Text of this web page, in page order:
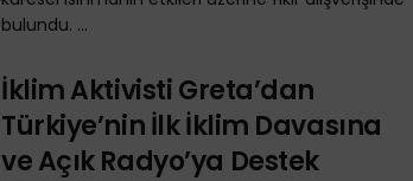
bulundu. ...
İklim Aktivisti Greta’dan
Türkiye’nin İlk İklim Davasına
ve Açık Radyo’ya Destek